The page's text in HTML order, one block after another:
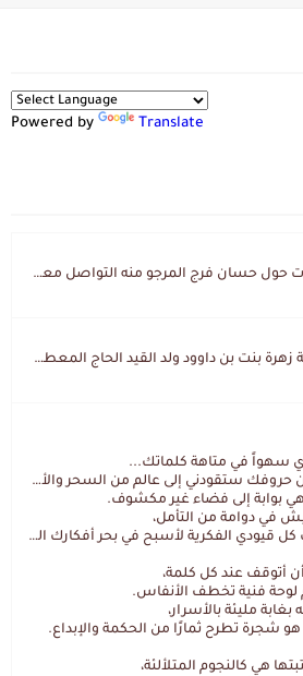
Powered by Translate
لمن له معلومات حول حسان فرج المرجو منه التواصل معي لقد اختفى تماما و كانت لي به علاقة تواصل خاصة
وأنا حفيد الحاجة زهرة بنت بن داوود ولد القيد الحاج المعطي المزمزي . ولا نمتلك من إرثه شيئا .
سهواً في متاهة كلماتك...
حروفك ستقودني إلى عالم من السحر والألغاز،
بوابة إلى فضاء غير مكشوف.
في دوامة من التأمل،
قيودي الفكرية لأسبح في بحر أفكارك العميق.
أتوقف عند كل كلمة،
لوحة فنية تخطف الأنفاس.
مليئة بالأسرار،
شجرة تطرح ثمارًا من الحكمة والإبداع.
هي كالنجوم المتلألئة،